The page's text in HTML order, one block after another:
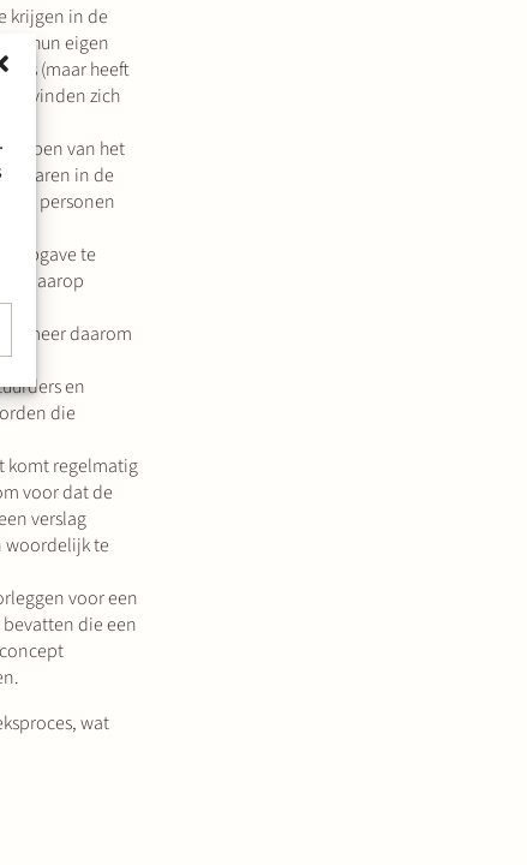
krijgen in de
hun eigen
(maar heeft
bevinden zich
van het
waren in de
personen
opgave te
daarop
daarom
en
die
komt regelmatig
voor dat de
verslag
woordelijk te
voor een
die een
wat